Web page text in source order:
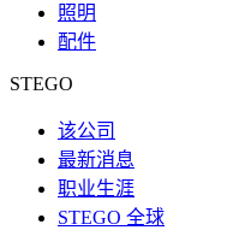
照明
配件
STEGO
该公司
最新消息
职业生涯
STEGO 全球